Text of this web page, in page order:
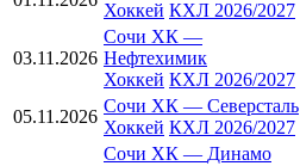
Хоккей КХЛ 2026/2027
03.11.2026
Сочи ХК —
Нефтехимик
Хоккей КХЛ 2026/2027
05.11.2026
Сочи ХК — Северсталь
Хоккей КХЛ 2026/2027
Сочи ХК — Динамо